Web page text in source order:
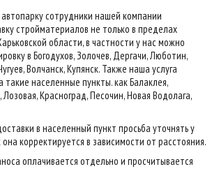
сотрудники нашей компании
стройматериалов не только в пределах
области, в частности у нас можно
в Богодухов, Золочев, Дергачи, Люботин,
Волчанск, Купянск. Также наша услуга
такие населенные пункты. как Балаклея,
Красноград, Песочин, Новая Водолага,
в населенный пункт просьба уточнять у
корректируется в зависимости от расстояния.
оплачивается отдельно и просчитывается